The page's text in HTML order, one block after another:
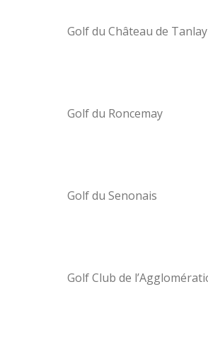
Golf du Château de Tanlay
Golf du Roncemay
Golf du Senonais
Golf Club de